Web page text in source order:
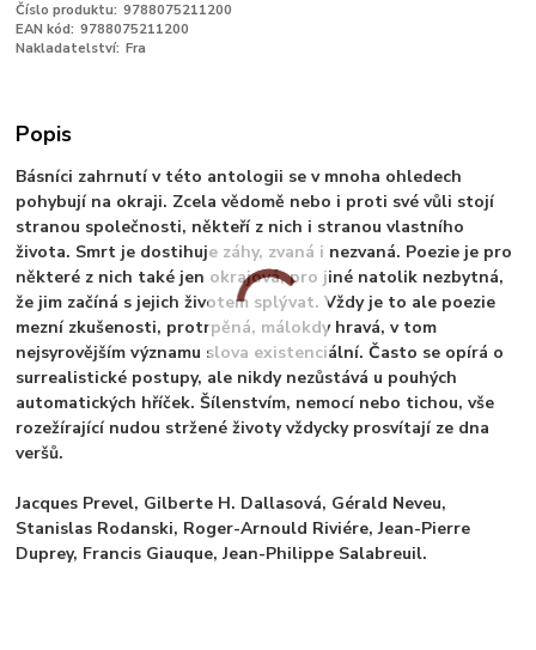
Číslo produktu: 9788075211200
EAN kód: 9788075211200
Nakladatelství: Fra
Popis
Básníci zahrnutí v této antologii se v mnoha ohledech
pohybují na okraji. Zcela vědomě nebo i proti své vůli stojí
stranou společnosti, někteří z nich i stranou vlastního
života. Smrt je dostihuje záhy, zvaná i nezvaná. Poezie je pro
některé z nich také jen okrajová, pro jiné natolik nezbytná,
že jim začíná s jejich životem splývat. Vždy je to ale poezie
mezní zkušenosti, protrpěná, málokdy hravá, v tom
nejsyrovějším významu slova existenciální. Často se opírá o
surrealistické postupy, ale nikdy nezůstává u pouhých
automatických hříček. Šílenstvím, nemocí nebo tichou, vše
rozežírající nudou stržené životy vždycky prosvítají ze dna
veršů.
Jacques Prevel, Gilberte H. Dallasová, Gérald Neveu,
Stanislas Rodanski, Roger-Arnould Riviére, Jean-Pierre
Duprey, Francis Giauque, Jean-Philippe Salabreuil.